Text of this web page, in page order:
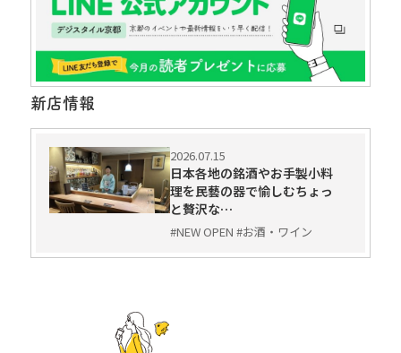
新店情報
2026.07.15
日本各地の銘酒やお手製小料
理を民藝の器で愉しむちょっ
と贅沢な…
#NEW OPEN #お酒・ワイン